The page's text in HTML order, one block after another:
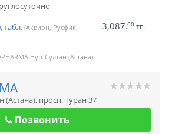
табл. (Аквион, Русфик,
3,087.00 тг.
Нур-Султан (Астана)
(Астана), просп. Туран 37
Позвонить